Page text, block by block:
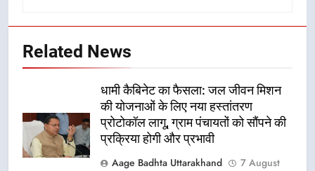
Related News
धामी कैबिनेट का फैसला: जल जीवन मिशन
की योजनाओं के लिए नया हस्तांतरण
प्रोटोकॉल लागू, ग्राम पंचायतों को सौंपने की
प्रक्रिया होगी और प्रभावी
Aage Badhta Uttarakhand
7 August